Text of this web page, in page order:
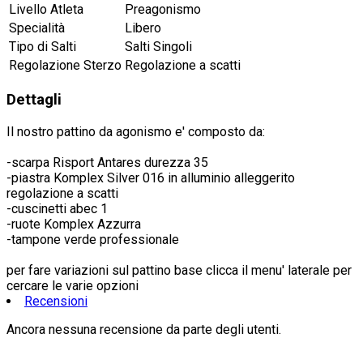
Livello Atleta
Preagonismo
Specialità
Libero
Tipo di Salti
Salti Singoli
Regolazione Sterzo Regolazione a scatti
Dettagli
Il nostro pattino da agonismo e' composto da:
-scarpa Risport Antares durezza 35
-piastra Komplex Silver 016 in alluminio alleggerito
regolazione a scatti
-cuscinetti abec 1
-ruote Komplex Azzurra
-tampone verde professionale
per fare variazioni sul pattino base clicca il menu' laterale per
cercare le varie opzioni
Recensioni
Ancora nessuna recensione da parte degli utenti.